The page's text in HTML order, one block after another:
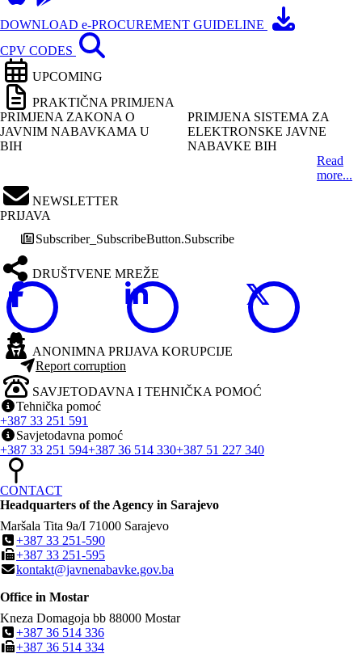
DOWNLOAD e-PROCUREMENT GUIDELINE
CPV CODES
UPCOMING
PRAKTIČNA PRIMJENA
PRIMJENA ZAKONA O
JAVNIM NABAVKAMA U
BIH
PRIMJENA SISTEMA ZA
ELEKTRONSKE JAVNE
NABAVKE BIH
Read
more...
NEWSLETTER
PRIJAVA
Subscriber_SubscribeButton.Subscribe
DRUŠTVENE MREŽE
ANONIMNA PRIJAVA KORUPCIJE
Report corruption
SAVJETODAVNA I TEHNIČKA POMOĆ
Tehnička pomoć
+387 33 251 591
Savjetodavna pomoć
+387 33 251 594+387 36 514 330+387 51 227 340
CONTACT
Headquarters of the Agency in Sarajevo
Maršala Tita 9a/I 71000 Sarajevo
+387 33 251-590
+387 33 251-595
kontakt@javnenabavke.gov.ba
Office in Mostar
Kneza Domagoja bb 88000 Mostar
+387 36 514 336
+387 36 514 334